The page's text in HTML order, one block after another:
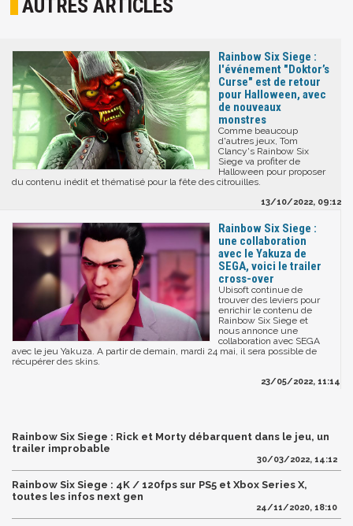
AUTRES ARTICLES
Rainbow Six Siege :
l'événement "Doktor’s
Curse" est de retour
pour Halloween, avec
de nouveaux
monstres
Comme beaucoup
d'autres jeux, Tom
Clancy's Rainbow Six
Siege va profiter de
Halloween pour proposer
du contenu inédit et thématisé pour la fête des citrouilles.
13/10/2022, 09:12
Rainbow Six Siege :
une collaboration
avec le Yakuza de
SEGA, voici le trailer
cross-over
Ubisoft continue de
trouver des leviers pour
enrichir le contenu de
Rainbow Six Siege et
nous annonce une
collaboration avec SEGA
avec le jeu Yakuza. A partir de demain, mardi 24 mai, il sera possible de
récupérer des skins.
23/05/2022, 11:14
Rainbow Six Siege : Rick et Morty débarquent dans le jeu, un
trailer improbable
30/03/2022, 14:12
Rainbow Six Siege : 4K / 120fps sur PS5 et Xbox Series X,
toutes les infos next gen
24/11/2020, 18:10